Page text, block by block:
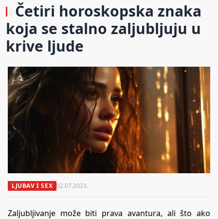
Četiri horoskopska znaka
koja se stalno zaljubljuju u
krive ljude
LJUBAV I SEX 02.07.2023.
Zaljubljivanje može biti prava avantura, ali što ako